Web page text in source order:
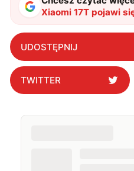
Xiaomi 17T pojawi
miesięcy po 15T.
numeracją"?
UDOSTĘPNIJ
TWITTER